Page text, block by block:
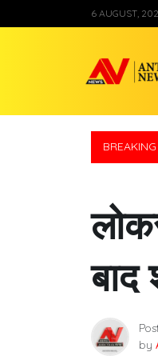
to
6 AUGUST,
by